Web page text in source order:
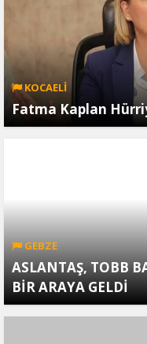
KOCAELİ
Fatma Kaplan
GEBZE
ASLANTAŞ, TOBB
BİR ARAYA GELDİ